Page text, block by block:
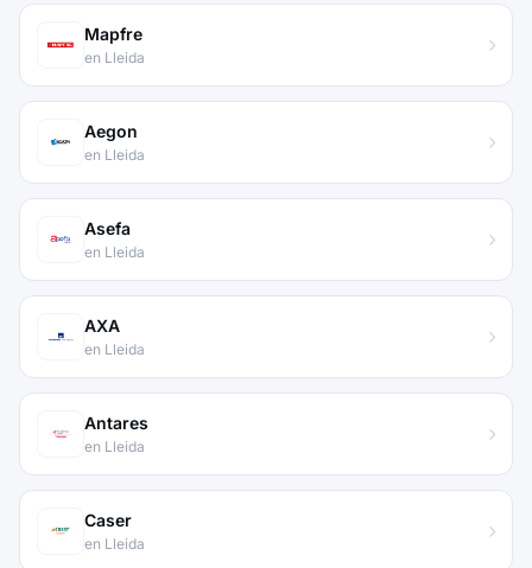
Mapfre
en Lleida
Aegon
en Lleida
Asefa
en Lleida
AXA
en Lleida
Antares
en Lleida
Caser
en Lleida